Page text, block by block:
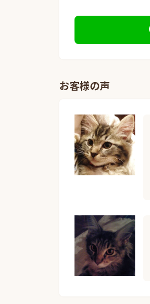
お客様の声